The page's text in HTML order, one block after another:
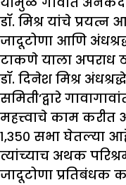
डॉ. मिश्र यांचे
जादूटोणा आणि
टाकणे याला अपराध
डॉ. दिनेश मिश्र
समिती’द्वारे
महत्त्वाचे काम करीत
१,३५० सभा घेतल्या
त्यांच्याच अथक
जादूटोणा प्रतिबंधक